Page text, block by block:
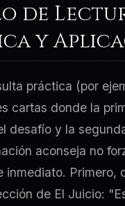
de
y
práctica (por
cartas donde la
desafío y la
aconseja no
inmediato. Primero,
de El Juicio: